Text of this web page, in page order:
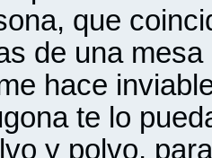
que
de una
hace
te lo
y polvo,